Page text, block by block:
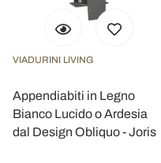
VIADURINI LIVING
Appendiabiti in Legno
Bianco Lucido o Ardesia
dal Design Obliquo - Joris